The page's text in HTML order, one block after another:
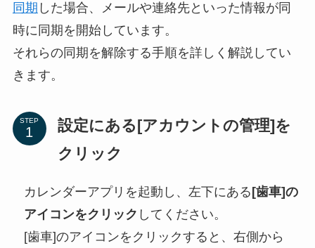
同期 した場合、メールや連絡先といった情報が同
時に同期を開始しています。
それらの同期を解除する手順を詳しく解説してい
きます。
STEP
設定にある[アカウントの管理]を
クリック
カレンダーアプリを起動し、左下にある[歯車]の
アイコンをクリック してください。
[歯車]のアイコンをクリックすると、右側から